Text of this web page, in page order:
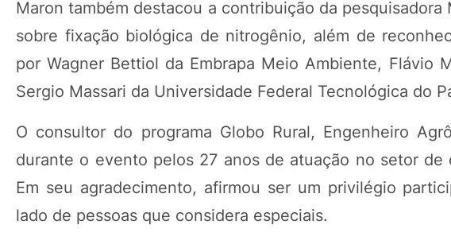
Maron também destacou a contribuição da
sobre fixação biológica de nitrogênio, além de
por Wagner Bettiol da Embrapa Meio Ambiente, Flávio
Sergio Massari da Universidade Federal Tecnológica do
O consultor do programa Globo Rural, Engenheiro
durante o evento pelos 27 anos de atuação no setor
Em seu agradecimento, afirmou ser um privilégio
lado de pessoas que considera especiais.